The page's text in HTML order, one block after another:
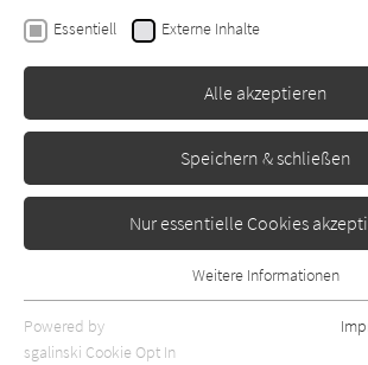
Maarten ´t Hart
Das Pferd, das den
Arche
Essentiell Externe Inhalte
Alle akzeptieren
Speichern & schließen
Nur essentielle Cookies
Essentielle Cookies werden für grundlegende
Webseite benötigt. Dadurch ist gewährleistet,
Weitere Informationen
Powered by
sgalinski Cookie Opt In